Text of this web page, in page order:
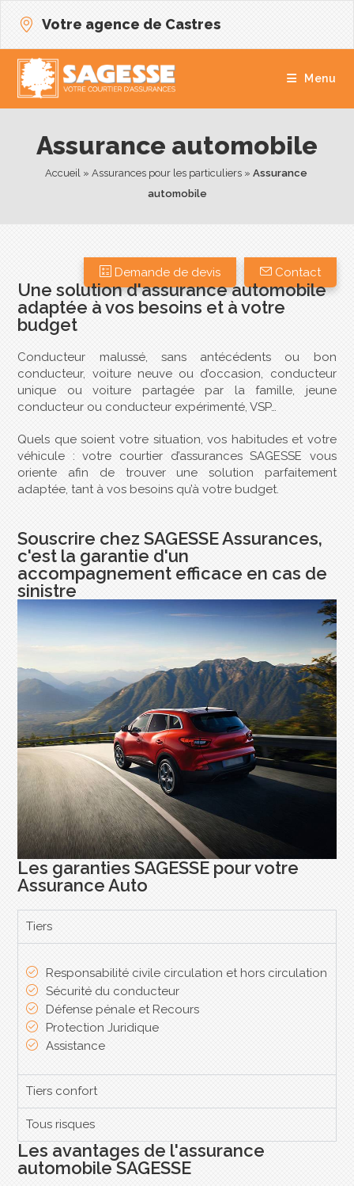
Votre agence de Castres
Menu
Assurance automobile
Accueil » Assurances pour les particuliers » Assurance
automobile
Demande de devis Contact
Une solution d'assurance automobile
adaptée à vos besoins et à votre
budget
Conducteur malussé, sans antécédents ou bon
conducteur, voiture neuve ou d’occasion, conducteur
unique ou voiture partagée par la famille, jeune
conducteur ou conducteur expérimenté, VSP…
Quels que soient votre situation, vos habitudes et votre
véhicule : votre courtier d’assurances SAGESSE vous
oriente afin de trouver une solution parfaitement
adaptée, tant à vos besoins qu’à votre budget.
Souscrire chez SAGESSE Assurances,
c'est la garantie d'un
accompagnement efficace en cas de
sinistre
Les garanties SAGESSE pour votre
Assurance Auto
Tiers
Responsabilité civile circulation et hors circulation
Sécurité du conducteur
Défense pénale et Recours
Protection Juridique
Assistance
Tiers confort
Tous risques
Les avantages de l'assurance
automobile SAGESSE